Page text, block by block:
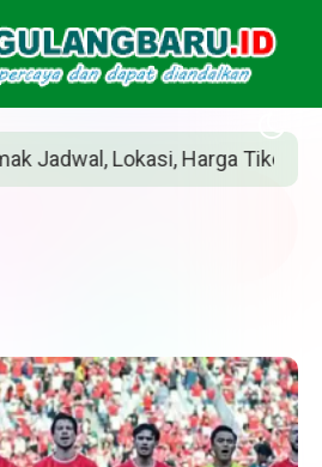
Lokasi, Harga Tiket, dan